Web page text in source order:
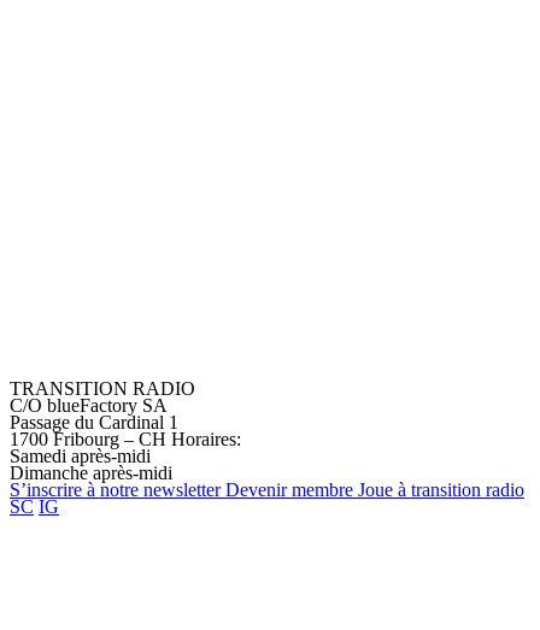
TRANSITION RADIO
C/O blueFactory SA
Passage du Cardinal 1
1700 Fribourg – CH Horaires:
Samedi après-midi
Dimanche après-midi
S’inscrire à notre newsletter Devenirmembre Joue à transition radio
SC IG